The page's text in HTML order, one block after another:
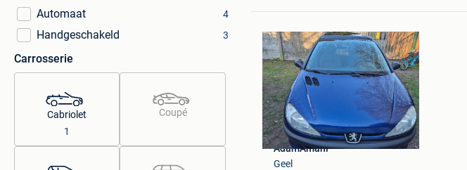
Automaat
4
Handgeschakeld 3
Carrosserie
Cabriolet
1
Coupé
Mijn
Favorieten
AdamAmani
Geel
Bewaren
in
Mijn